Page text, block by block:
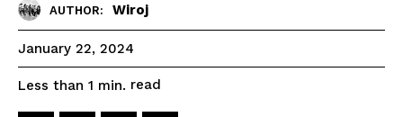
AUTHOR: Wiroj
January 22, 2024
Less than 1 min. read